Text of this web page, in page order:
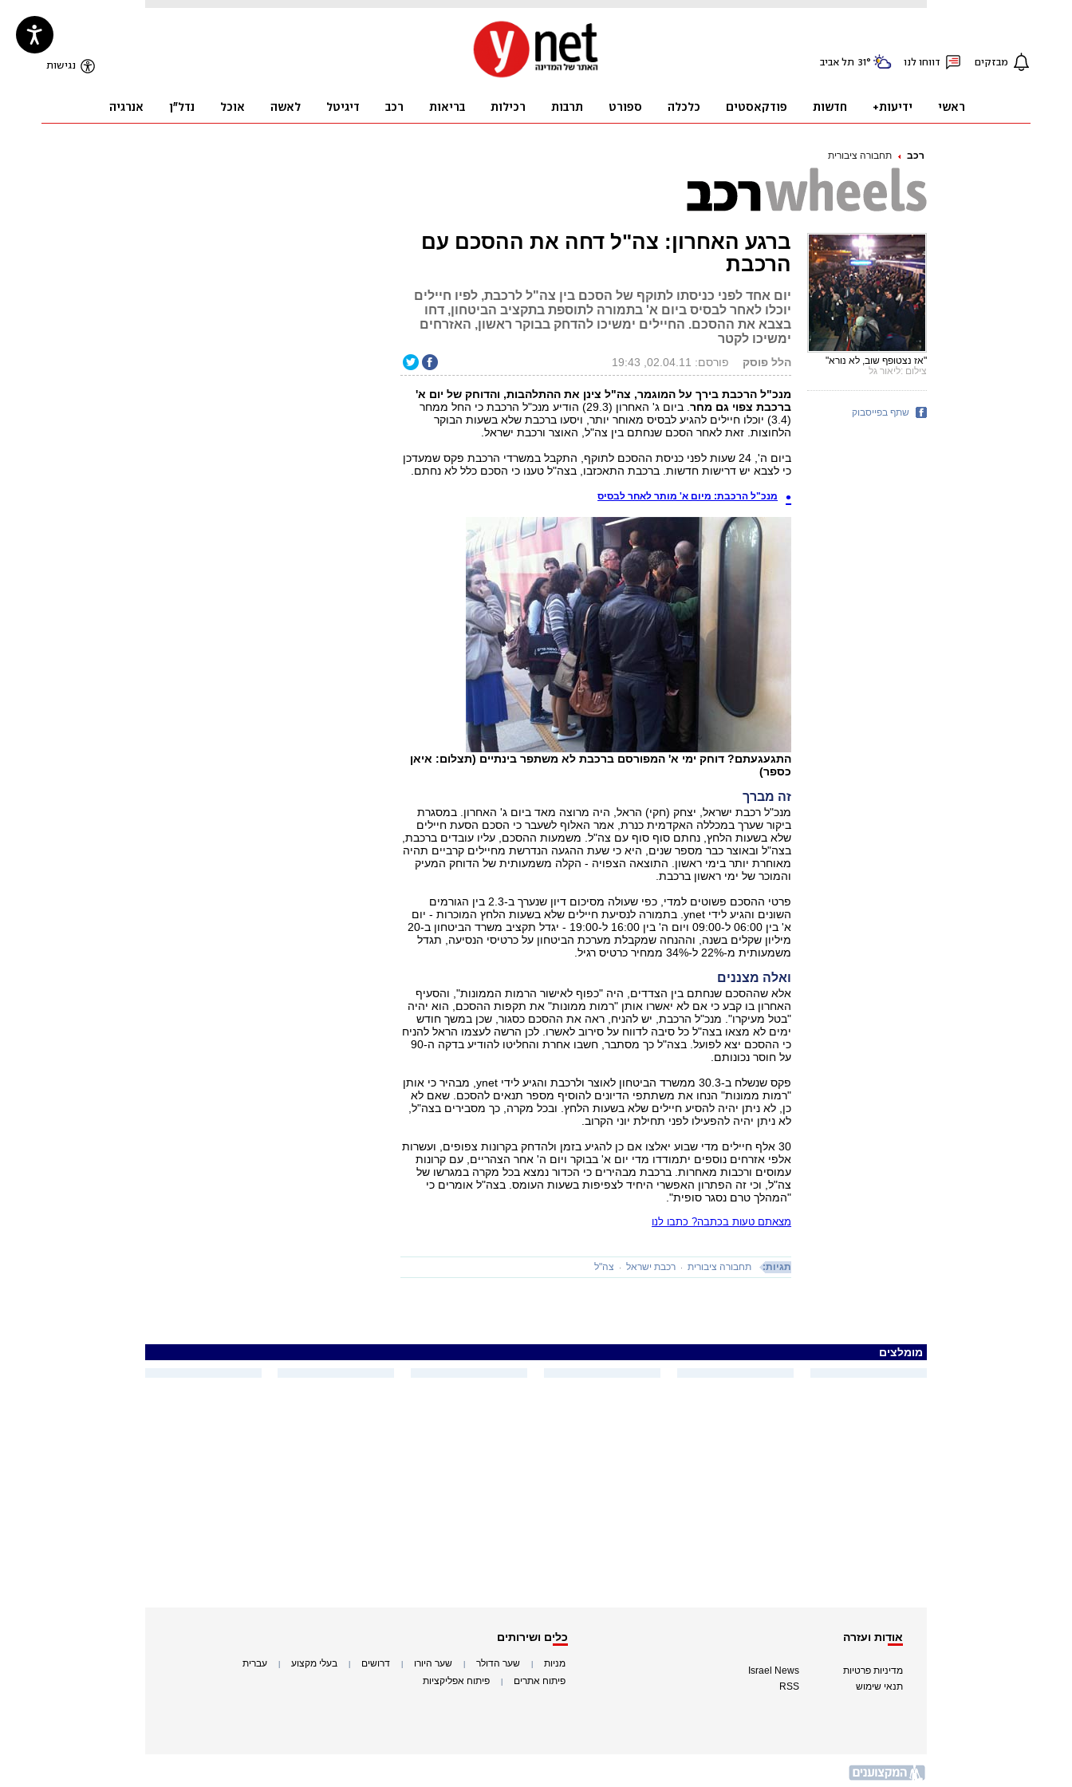
רכב תחבורה ציבורית
ברגע האחרון: צה"ל דחה את ההסכם עם
הרכבת
יום אחד לפני כניסתו לתוקף של הסכם בין צה"ל לרכבת, לפיו חיילים
יוכלו לאחר לבסיס ביום א' בתמורה לתוספת בתקציב הביטחון, דחו
בצבא את ההסכם. החיילים ימשיכו להדחק בבוקר ראשון, האזרחים
ימשיכו לקטר
הלל פוסק פורסם: 02.04.11, 19:43
מנכ"ל הרכבת בירך על המוגמר, צה"ל צינן את ההתלהבות, והדוחק של יום א'
ברכבת צפוי גם מחר
. ביום ג' האחרון (29.3) הודיע מנכ"ל הרכבת כי החל ממחר
(3.4) יוכלו חיילים להגיע לבסיס מאוחר יותר, ויסעו ברכבת שלא בשעות הבוקר
הלחוצות. זאת לאחר הסכם שנחתם בין צה"ל, האוצר ורכבת ישראל.
ביום ה', 24 שעות לפני כניסת ההסכם לתוקף, התקבל במשרדי הרכבת פקס שמעדכן
כי לצבא יש דרישות חדשות. ברכבת התאכזבו, בצה"ל טענו כי הסכם כלל לא נחתם.
מנכ"ל הרכבת: מיום א' מותר לאחר לבסיס
התגעגעתם? דוחק ימי א' המפורסם ברכבת לא משתפר בינתיים (תצלום: איאן
כספר)
זה מברך
מנכ"ל רכבת ישראל, יצחק (חקי) הראל, היה מרוצה מאד ביום ג' האחרון. במסגרת
ביקור שערך במכללה האקדמית כנרת, אמר האלוף לשעבר כי הסכם הסעת חיילים
שלא בשעות הלחץ, נחתם סוף סוף עם צה"ל. משמעות ההסכם, עליו עובדים ברכבת,
בצה"ל ובאוצר כבר מספר שנים, היא כי שעת ההגעה הנדרשת מחיילים קרביים תהיה
מאוחרת יותר בימי ראשון. התוצאה הצפויה - הקלה משמעותית של הדוחק המעיק
והמוכר של ימי ראשון ברכבת.
פרטי ההסכם פשוטים למדי, כפי שעולה מסיכום דיון שנערך ב-2.3 בין הגורמים
השונים והגיע לידי ynet. בתמורה לנסיעת חיילים שלא בשעות הלחץ המוכרות - יום
א' בין 06:00 ל-09:00 ויום ה' בין 16:00 ל-19:00 - יגדל תקציב משרד הביטחון ב-20
מיליון שקלים בשנה, וההנחה שמקבלת מערכת הביטחון על כרטיסי הנסיעה, תגדל
משמעותית מ-22% ל-34% ממחיר כרטיס רגיל.
ואלה מצננים
אלא שההסכם שנחתם בין הצדדים, היה "כפוף לאישור הרמות הממונות", והסעיף
האחרון בו קבע כי אם לא יאשרו אותן "רמות ממונות" את תקפות ההסכם, הוא יהיה
"בטל מעיקרו". מנכ"ל הרכבת, יש להניח, ראה את ההסכם כסגור, שכן במשך חודש
ימים לא מצאו בצה"ל כל סיבה לדווח על סירוב לאשרו. לכן הרשה לעצמו הראל להניח
כי ההסכם יצא לפועל. בצה"ל כך מסתבר, חשבו אחרת והחליטו להודיע בדקה ה-90
על חוסר נכונותם.
פקס שנשלח ב-30.3 ממשרד הביטחון לאוצר ולרכבת והגיע לידי ynet, מבהיר כי אותן
"רמות ממונות" הנחו את משתתפי הדיונים להוסיף מספר תנאים להסכם. שאם לא
כן, לא ניתן יהיה להסיע חיילים שלא בשעות הלחץ. ובכל מקרה, כך מסבירים בצה"ל,
לא ניתן יהיה להפעילו לפני תחילת יוני הקרוב.
30 אלף חיילים מדי שבוע יאלצו אם כן להגיע בזמן ולהדחק בקרונות צפופים, ועשרות
אלפי אזרחים נוספים יתמודדו מדי יום א' בבוקר ויום ה' אחר הצהריים, עם קרונות
עמוסים ורכבות מאחרות. ברכבת מבהירים כי הכדור נמצא בכל מקרה במגרשו של
צה"ל, וכי זה הפתרון האפשרי היחיד לצפיפות בשעות העומס. בצה"ל אומרים כי
"המהלך טרם נסגר סופית".
מצאתם טעות בכתבה? כתבו לנו
תגיות: תחבורה ציבורית רכבת ישראל צה"ל
"אז נצטופף שוב, לא נורא"
צילום :ליאור גל
שתף בפייסבוק
מומלצים
אודות ועזרה
מדיניות פרטיות
תנאי שימוש
Israel News
RSS
כלים ושירותים
מניות שער הדולר שער היורו דרושים בעלי מקצוע עברית
פיתוח אתרים פיתוח אפליקציות